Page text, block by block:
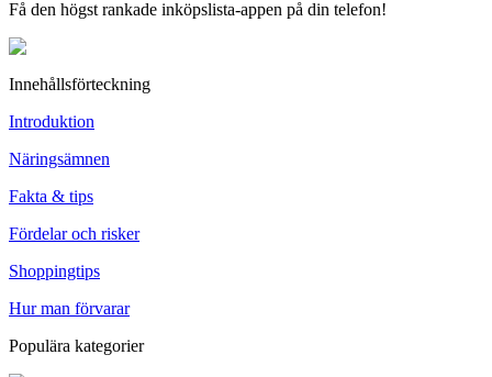
Få den högst rankade inköpslista-appen på din telefon!
Innehållsförteckning
Introduktion
Näringsämnen
Fakta & tips
Fördelar och risker
Shoppingtips
Hur man förvarar
Populära kategorier